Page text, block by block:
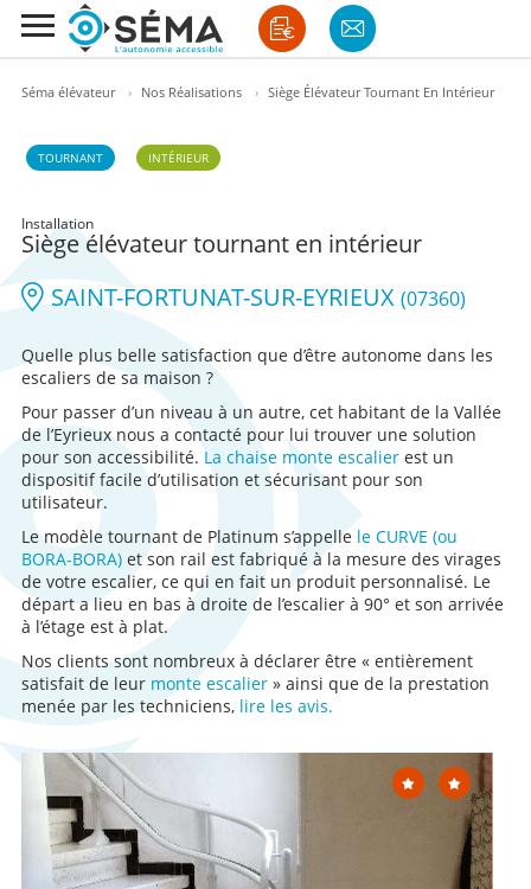
Séma élévateur › Nos Réalisations › Siège Élévateur Tournant En Intérieur
TOURNANT INTÉRIEUR
Installation
Siège élévateur tournant en intérieur
SAINT-FORTUNAT-SUR-EYRIEUX (07360)
Quelle plus belle satisfaction que d’être autonome dans les
escaliers de sa maison ?
Pour passer d’un niveau à un autre, cet habitant de la Vallée
de l’Eyrieux nous a contacté pour lui trouver une solution
pour son accessibilité. La chaise monte escalierest un
dispositif facile d’utilisation et sécurisant pour son
utilisateur.
Le modèle tournant de Platinum s’appelle le CURVE (ou
BORA-BORA)et son rail est fabriqué à la mesure des virages
de votre escalier, ce qui en fait un produit personnalisé. Le
départ a lieu en bas à droite de l’escalier à 90° et son arrivée
à l’étage est à plat.
Nos clients sont nombreux à déclarer être « entièrement
satisfait de leur monte escalier » ainsi que de la prestation
menée par les techniciens, lire les avis.